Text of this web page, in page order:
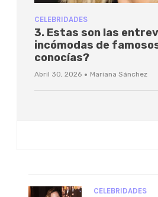
CELEBRIDADES
3. Estas son las
incómodas de
conocías?
Abril 30, 2026 · Mariana Sánchez
CELEBRIDADES